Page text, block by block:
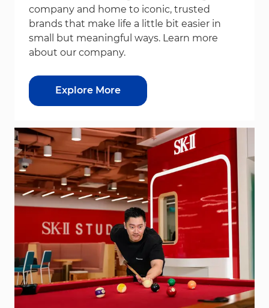
company and home to iconic, trusted
brands that make life a little bit easier in
small but meaningful ways. Learn more
about our company.
Explore More